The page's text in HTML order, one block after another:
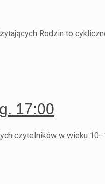
Rodzin to
17:00
czytelników w wieku